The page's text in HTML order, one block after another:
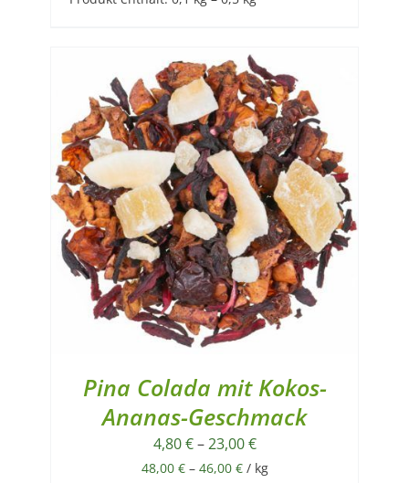
Pina Colada mit Kokos-
Ananas-Geschmack
4,80€–23,00€
48,00 €– 46,00 €/ kg